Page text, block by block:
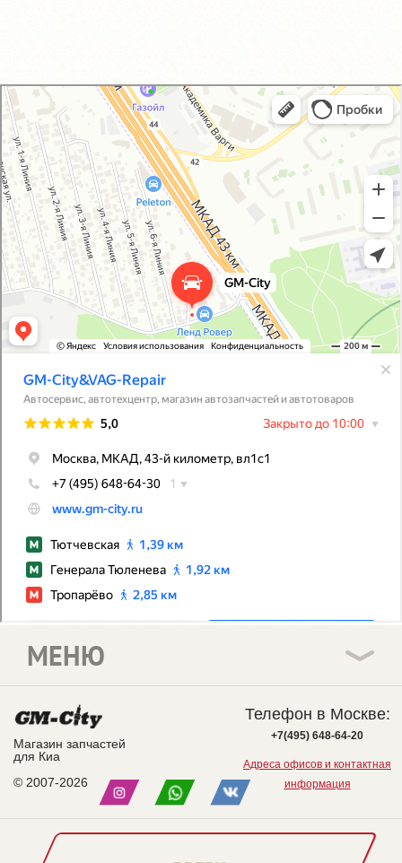
GM-City&VAG-Repair
Автосервис, автотехцентр в Москве
Магазин автозапчастей и автотоваров в Москве
Магазин запчастей
для Киа
© 2007-2026
МЕНЮ
Телефон в Москве:
+7(495) 648-64-20
Адреса офисов и контактная
информация